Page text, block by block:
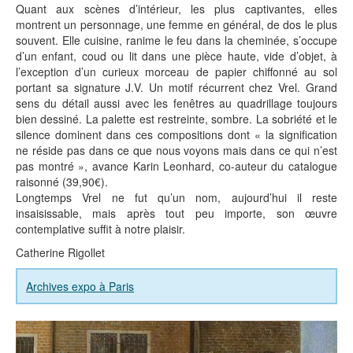
Quant aux scènes d’intérieur, les plus captivantes, elles
montrent un personnage, une femme en général, de dos le plus
souvent. Elle cuisine, ranime le feu dans la cheminée, s’occupe
d’un enfant, coud ou lit dans une pièce haute, vide d’objet, à
l’exception d’un curieux morceau de papier chiffonné au sol
portant sa signature J.V. Un motif récurrent chez Vrel. Grand
sens du détail aussi avec les fenêtres au quadrillage toujours
bien dessiné. La palette est restreinte, sombre. La sobriété et le
silence dominent dans ces compositions dont « la signification
ne réside pas dans ce que nous voyons mais dans ce qui n’est
pas montré », avance Karin Leonhard, co-auteur du catalogue
raisonné (39,90€).
Longtemps Vrel ne fut qu’un nom, aujourd’hui il reste
insaisissable, mais après tout peu importe, son œuvre
contemplative suffit à notre plaisir.
Catherine Rigollet
Archives expo à Paris